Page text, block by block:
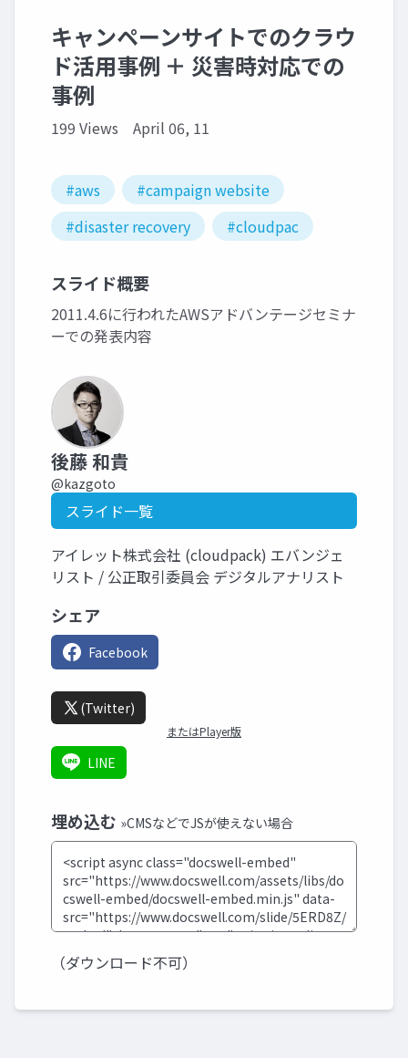
キャンペーンサイトでのクラウ
ド活用事例 ＋ 災害時対応での
事例
199 Views April 06, 11
#aws
#campaign website
#disaster recovery
#cloudpac
スライド概要
2011.4.6に行われたAWSアドバンテージセミナ
ーでの発表内容
後藤 和貴
@kazgoto
スライド一覧
アイレット株式会社 (cloudpack) エバンジェ
リスト / 公正取引委員会 デジタルアナリスト
シェア
Facebook
(Twitter)
またはPlayer版
LINE
埋め込む »CMSなどでJSが使えない場合
（ダウンロード不可）